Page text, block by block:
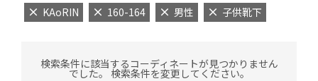
KAoRIN 160-164 男性 子供靴下
検索条件に該当するコーディネートが見つかりません
でした。 検索条件を変更してください。